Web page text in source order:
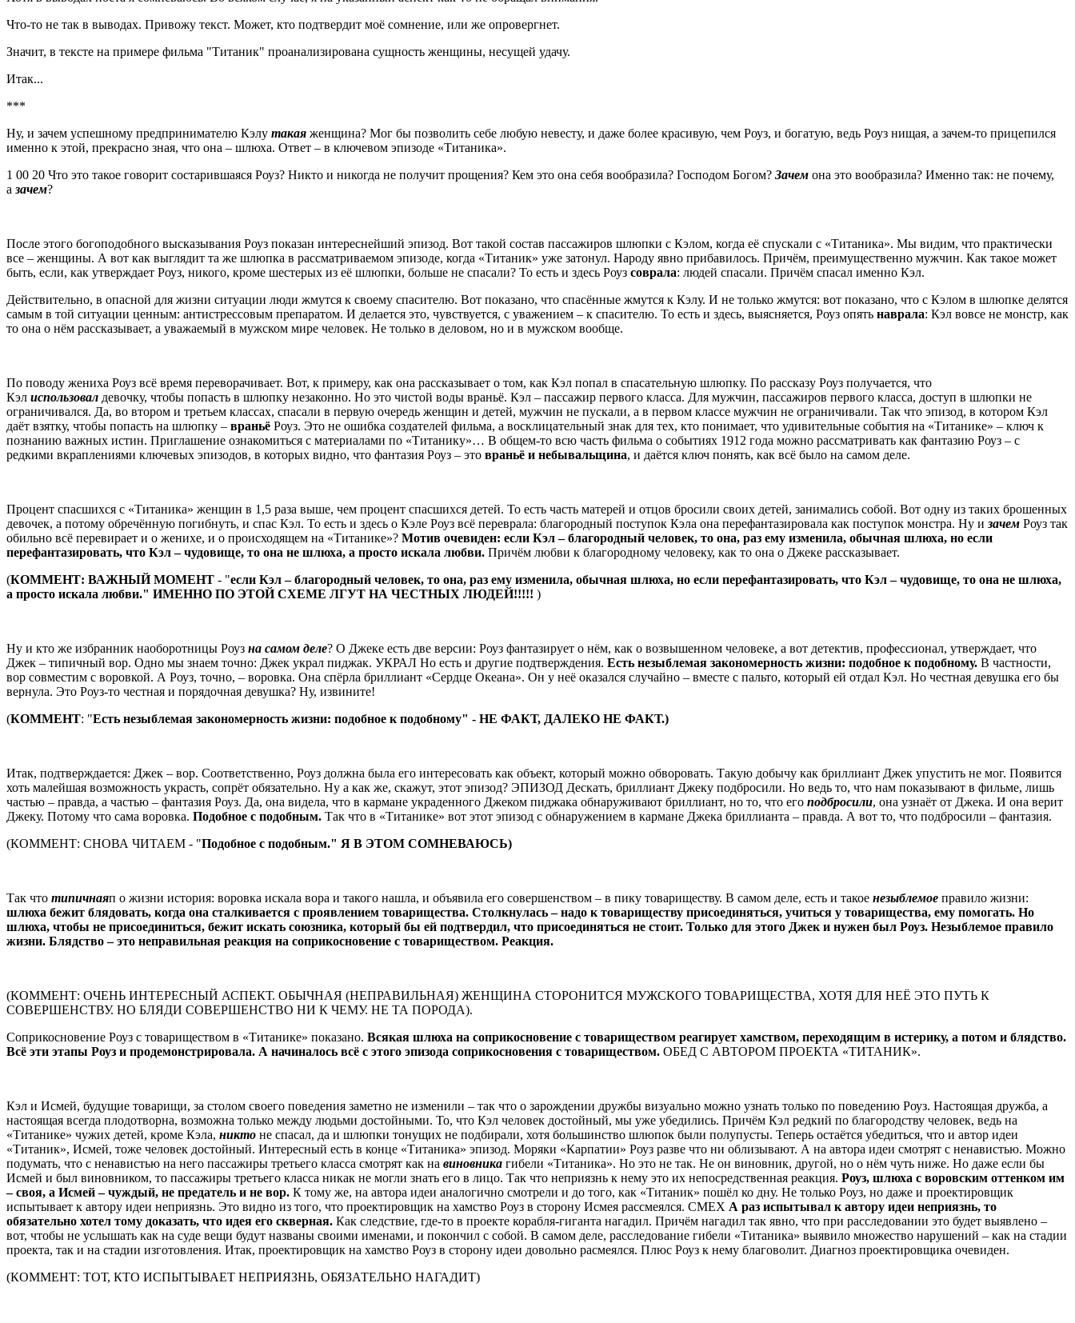
Что-то не так в выводах. Привожу текст. Может, кто подтвердит моё сомнение, или же опровергнет.
Значит, в тексте на примере фильма "Титаник" проанализирована сущность женщины, несущей удачу.
Итак...
***
Ну, и зачем успешному предпринимателю Кэлу такая женщина? Мог бы позволить себе любую невесту, и даже более красивую, чем Роуз, и богатую, ведь Роуз нищая, а зачем-то прицепился
именно к этой, прекрасно зная, что она – шлюха. Ответ – в ключевом эпизоде «Титаника».
1 00 20 Что это такое говорит состарившаяся Роуз? Никто и никогда не получит прощения? Кем это она себя вообразила? Господом Богом? Зачем она это вообразила? Именно так: не почему,
а зачем?
После этого богоподобного высказывания Роуз показан интереснейший эпизод. Вот такой состав пассажиров шлюпки с Кэлом, когда её спускали с «Титаника». Мы видим, что практически
все – женщины. А вот как выглядит та же шлюпка в рассматриваемом эпизоде, когда «Титаник» уже затонул. Народу явно прибавилось. Причём, преимущественно мужчин. Как такое может
быть, если, как утверждает Роуз, никого, кроме шестерых из её шлюпки, больше не спасали? То есть и здесь Роуз соврала: людей спасали. Причём спасал именно Кэл.
Действительно, в опасной для жизни ситуации люди жмутся к своему спасителю. Вот показано, что спасённые жмутся к Кэлу. И не только жмутся: вот показано, что с Кэлом в шлюпке делятся
самым в той ситуации ценным: антистрессовым препаратом. И делается это, чувствуется, с уважением – к спасителю. То есть и здесь, выясняется, Роуз опять наврала: Кэл вовсе не монстр, как
то она о нём рассказывает, а уважаемый в мужском мире человек. Не только в деловом, но и в мужском вообще.
По поводу жениха Роуз всё время переворачивает. Вот, к примеру, как она рассказывает о том, как Кэл попал в спасательную шлюпку. По рассказу Роуз получается, что
Кэл использовал девочку, чтобы попасть в шлюпку незаконно. Но это чистой воды враньё. Кэл – пассажир первого класса. Для мужчин, пассажиров первого класса, доступ в шлюпки не
ограничивался. Да, во втором и третьем классах, спасали в первую очередь женщин и детей, мужчин не пускали, а в первом классе мужчин не ограничивали. Так что эпизод, в котором Кэл
даёт взятку, чтобы попасть на шлюпку – враньё Роуз. Это не ошибка создателей фильма, а восклицательный знак для тех, кто понимает, что удивительные события на «Титанике» – ключ к
познанию важных истин. Приглашение ознакомиться с материалами по «Титанику»… В общем-то всю часть фильма о событиях 1912 года можно рассматривать как фантазию Роуз – с
редкими вкраплениями ключевых эпизодов, в которых видно, что фантазия Роуз – это враньё и небывальщина, и даётся ключ понять, как всё было на самом деле.
Процент спасшихся с «Титаника» женщин в 1,5 раза выше, чем процент спасшихся детей. То есть часть матерей и отцов бросили своих детей, занимались собой. Вот одну из таких брошенных
девочек, а потому обречённую погибнуть, и спас Кэл. То есть и здесь о Кэле Роуз всё переврала: благородный поступок Кэла она перефантазировала как поступок монстра. Ну и зачем Роуз так
обильно всё перевирает и о женихе, и о происходящем на «Титанике»? Мотив очевиден: если Кэл – благородный человек, то она, раз ему изменила, обычная шлюха, но если
перефантазировать, что Кэл – чудовище, то она не шлюха, а просто искала любви. Причём любви к благородному человеку, как то она о Джеке рассказывает.
(КОММЕНТ: ВАЖНЫЙ МОМЕНТ - "если Кэл – благородный человек, то она, раз ему изменила, обычная шлюха, но если перефантазировать, что Кэл – чудовище, то она не шлюха,
а просто искала любви." ИМЕННО ПО ЭТОЙ СХЕМЕ ЛГУТ НА ЧЕСТНЫХ ЛЮДЕЙ!!!!! )
Ну и кто же избранник наоборотницы Роуз на самом деле? О Джеке есть две версии: Роуз фантазирует о нём, как о возвышенном человеке, а вот детектив, профессионал, утверждает, что
Джек – типичный вор. Одно мы знаем точно: Джек украл пиджак. УКРАЛ Но есть и другие подтверждения. Есть незыблемая закономерность жизни: подобное к подобному. В частности,
вор совместим с воровкой. А Роуз, точно, – воровка. Она спёрла бриллиант «Сердце Океана». Он у неё оказался случайно – вместе с пальто, который ей отдал Кэл. Но честная девушка его бы
вернула. Это Роуз-то честная и порядочная девушка? Ну, извините!
(КОММЕНТ: "Есть незыблемая закономерность жизни: подобное к подобному" - НЕ ФАКТ, ДАЛЕКО НЕ ФАКТ.)
Итак, подтверждается: Джек – вор. Соответственно, Роуз должна была его интересовать как объект, который можно обворовать. Такую добычу как бриллиант Джек упустить не мог. Появится
хоть малейшая возможность украсть, сопрёт обязательно. Ну а как же, скажут, этот эпизод? ЭПИЗОД Дескать, бриллиант Джеку подбросили. Но ведь то, что нам показывают в фильме, лишь
частью – правда, а частью – фантазия Роуз. Да, она видела, что в кармане украденного Джеком пиджака обнаруживают бриллиант, но то, что его подбросили, она узнаёт от Джека. И она верит
Джеку. Потому что сама воровка. Подобное с подобным. Так что в «Титанике» вот этот эпизод с обнаружением в кармане Джека бриллианта – правда. А вот то, что подбросили – фантазия.
(КОММЕНТ: СНОВА ЧИТАЕМ - "Подобное с подобным." Я В ЭТОМ СОМНЕВАЮСЬ)
Так что типичнаяп о жизни история: воровка искала вора и такого нашла, и объявила его совершенством – в пику товариществу. В самом деле, есть и такое незыблемое правило жизни:
шлюха бежит блядовать, когда она сталкивается с проявлением товарищества. Столкнулась – надо к товариществу присоединяться, учиться у товарищества, ему помогать. Но
шлюха, чтобы не присоединиться, бежит искать союзника, который бы ей подтвердил, что присоединяться не стоит. Только для этого Джек и нужен был Роуз. Незыблемое правило
жизни. Блядство – это неправильная реакция на соприкосновение с товариществом. Реакция.
(КОММЕНТ: ОЧЕНЬ ИНТЕРЕСНЫЙ АСПЕКТ. ОБЫЧНАЯ (НЕПРАВИЛЬНАЯ) ЖЕНЩИНА СТОРОНИТСЯ МУЖСКОГО ТОВАРИЩЕСТВА, ХОТЯ ДЛЯ НЕЁ ЭТО ПУТЬ К
СОВЕРШЕНСТВУ. НО БЛЯДИ СОВЕРШЕНСТВО НИ К ЧЕМУ. НЕ ТА ПОРОДА).
Соприкосновение Роуз с товариществом в «Титанике» показано. Всякая шлюха на соприкосновение с товариществом реагирует хамством, переходящим в истерику, а потом и блядство.
Всё эти этапы Роуз и продемонстрировала. А начиналось всё с этого эпизода соприкосновения с товариществом. ОБЕД С АВТОРОМ ПРОЕКТА «ТИТАНИК».
Кэл и Исмей, будущие товарищи, за столом своего поведения заметно не изменили – так что о зарождении дружбы визуально можно узнать только по поведению Роуз. Настоящая дружба, а
настоящая всегда плодотворна, возможна только между людьми достойными. То, что Кэл человек достойный, мы уже убедились. Причём Кэл редкий по благородству человек, ведь на
«Титанике» чужих детей, кроме Кэла, никто не спасал, да и шлюпки тонущих не подбирали, хотя большинство шлюпок были полупусты. Теперь остаётся убедиться, что и автор идеи
«Титаник», Исмей, тоже человек достойный. Интересный есть в конце «Титаника» эпизод. Моряки «Карпатии» Роуз разве что ни облизывают. А на автора идеи смотрят с ненавистью. Можно
подумать, что с ненавистью на него пассажиры третьего класса смотрят как на виновника гибели «Титаника». Но это не так. Не он виновник, другой, но о нём чуть ниже. Но даже если бы
Исмей и был виновником, то пассажиры третьего класса никак не могли знать его в лицо. Так что неприязнь к нему это их непосредственная реакция. Роуз, шлюха с воровским оттенком им
– своя, а Исмей – чуждый, не предатель и не вор. К тому же, на автора идеи аналогично смотрели и до того, как «Титаник» пошёл ко дну. Не только Роуз, но даже и проектировщик
испытывает к автору идеи неприязнь. Это видно из того, что проектировщик на хамство Роуз в сторону Исмея рассмеялся. СМЕХ А раз испытывал к автору идеи неприязнь, то
обязательно хотел тому доказать, что идея его скверная. Как следствие, где-то в проекте корабля-гиганта нагадил. Причём нагадил так явно, что при расследовании это будет выявлено –
вот, чтобы не услышать как на суде вещи будут названы своими именами, и покончил с собой. В самом деле, расследование гибели «Титаника» выявило множество нарушений – как на стадии
проекта, так и на стадии изготовления. Итак, проектировщик на хамство Роуз в сторону идеи довольно расмеялся. Плюс Роуз к нему благоволит. Диагноз проектировщика очевиден.
(КОММЕНТ: ТОТ, КТО ИСПЫТЫВАЕТ НЕПРИЯЗНЬ, ОБЯЗАТЕЛЬНО НАГАДИТ)